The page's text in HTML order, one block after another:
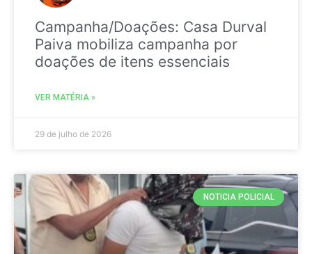
Campanha/Doações: Casa Durval
Paiva mobiliza campanha por
doações de itens essenciais
VER MATÉRIA »
29 de julho de 2026
NOTICIA POLICIAL